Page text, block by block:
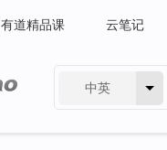
有道精品课 云笔记
中英